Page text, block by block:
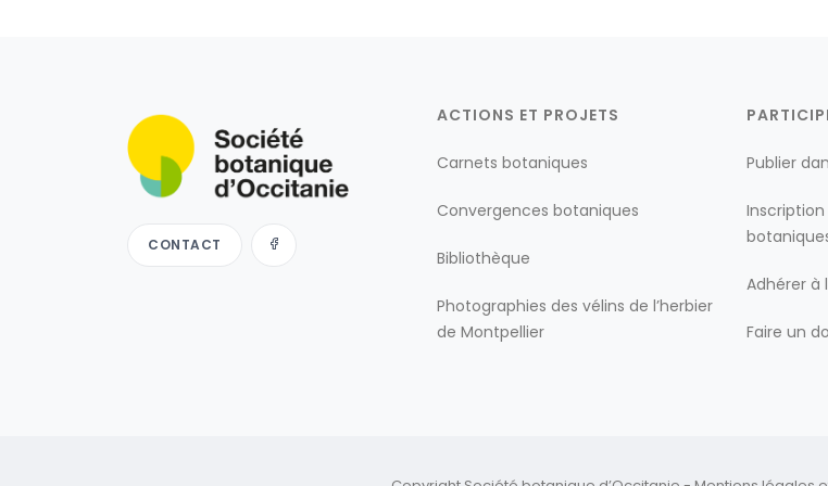
CONTACT
ACTIONS ET PROJETS
Carnets botaniques
Convergences botaniques
Bibliothèque
Photographies des vélins de l’herbier
de Montpellier
Publier
Adhérer à
Faire un